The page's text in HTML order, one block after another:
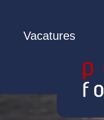
Vacatures